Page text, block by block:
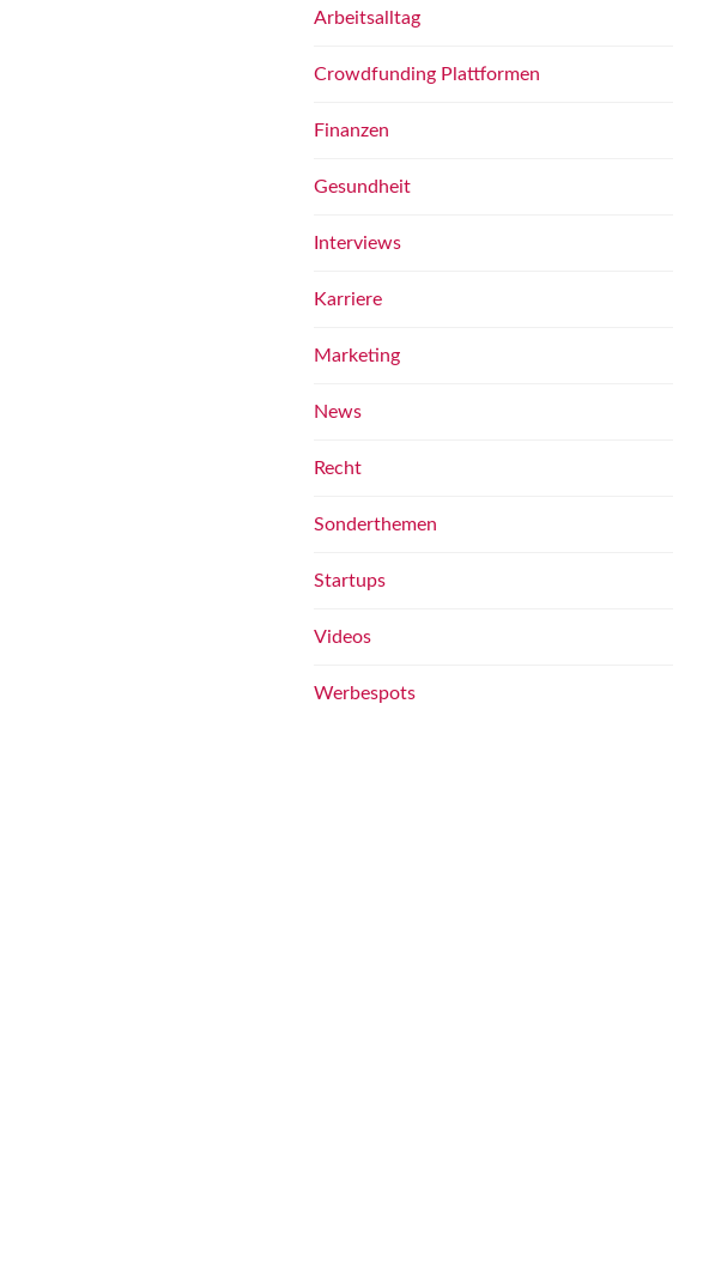
Arbeitsalltag
Crowdfunding Plattformen
Finanzen
Gesundheit
Interviews
Karriere
Marketing
News
Recht
Sonderthemen
Startups
Videos
Werbespots